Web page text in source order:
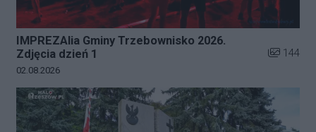
IMPREZAlia Gminy Trzebownisko 2026.
Zdjęcia dzień 1
Liczba
144
Data dodania galerii:
02.08.2026